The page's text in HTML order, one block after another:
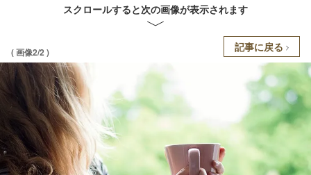
スクロールすると次の画像が表示されます
( 画像2/2 ) 記事に戻る